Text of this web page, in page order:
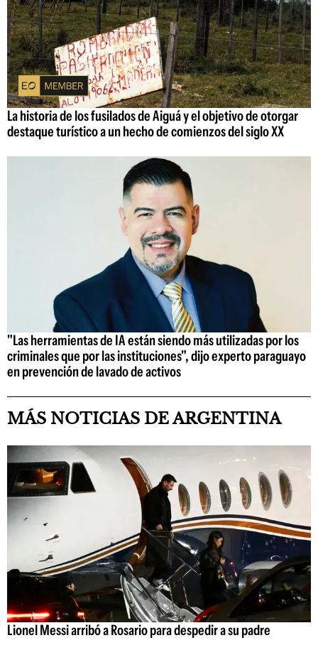
La historia de los fusilados de Aiguá y el objetivo de otorgar
destaque turístico a un hecho de comienzos del siglo XX
"Las herramientas de IA están siendo más utilizadas por los
criminales que por las instituciones", dijo experto paraguayo
en prevención de lavado de activos
MÁS NOTICIAS DE ARGENTINA
Lionel Messi arribó a Rosario para despedir a su padre